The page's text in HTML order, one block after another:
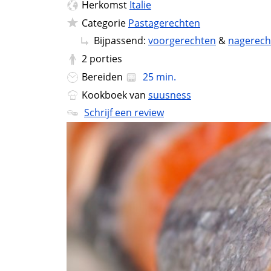
Herkomst Italie
Categorie Pastagerechten
Bijpassend: voorgerechten &
2 porties
Bereiden
25 min.
Kookboek van suusness
Schrijf een review